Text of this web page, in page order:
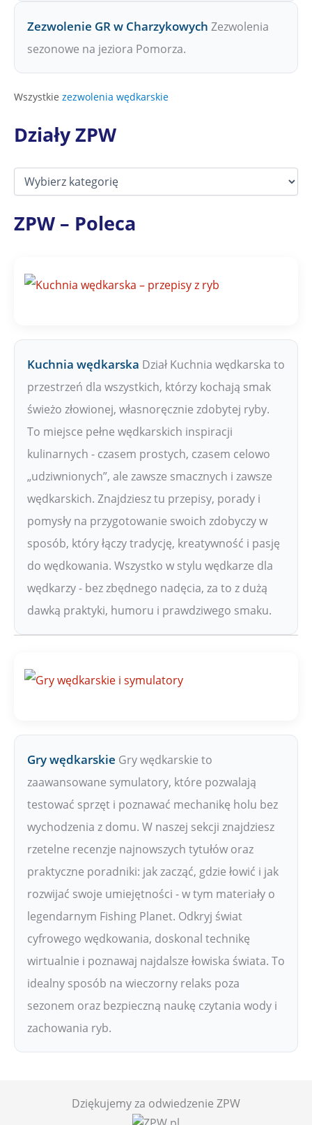
Zezwolenie GR w Charzykowych Zezwolenia
sezonowe na jeziora Pomorza.
Wszystkie zezwolenia wędkarskie
Działy ZPW
D
a
łZPW – Poleca
Kuchnia wędkarska Dział Kuchnia wędkarska to
przestrzeń dla wszystkich, którzy kochają smak
świeżo złowionej, własnoręcznie zdobytej ryby.
To miejsce pełne wędkarskich inspiracji
kulinarnych - czasem prostych, czasem celowo
„udziwnionych”, ale zawsze smacznych i zawsze
wędkarskich. Znajdziesz tu przepisy, porady i
pomysły na przygotowanie swoich zdobyczy w
sposób, który łączy tradycję, kreatywność i pasję
do wędkowania. Wszystko w stylu wędkarze dla
wędkarzy - bez zbędnego nadęcia, za to z dużą
dawką praktyki, humoru i prawdziwego smaku.
Gry wędkarskie Gry wędkarskie to
zaawansowane symulatory, które pozwalają
testować sprzęt i poznawać mechanikę holu bez
wychodzenia z domu. W naszej sekcji znajdziesz
rzetelne recenzje najnowszych tytułów oraz
praktyczne poradniki: jak zacząć, gdzie łowić i jak
rozwijać swoje umiejętności - w tym materiały o
legendarnym Fishing Planet. Odkryj świat
cyfrowego wędkowania, doskonal technikę
wirtualnie i poznawaj najdalsze łowiska świata. To
idealny sposób na wieczorny relaks poza
sezonem oraz bezpieczną naukę czytania wody i
zachowania ryb.
Dziękujemy za odwiedzenie ZPW